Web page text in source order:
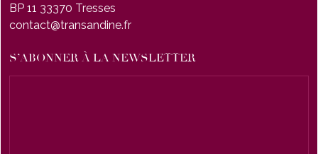
BP 11 33370 Tresses
contact@transandine.fr
S’ABONNER À LA NEWSLETTER